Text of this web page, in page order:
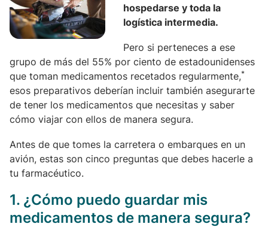
hospedarse y toda la
logística intermedia.
Pero si perteneces a ese
grupo de más del 55% por ciento de estadounidenses
que toman medicamentos recetados regularmente,*
esos preparativos deberían incluir también asegurarte
de tener los medicamentos que necesitas y saber
cómo viajar con ellos de manera segura.
Antes de que tomes la carretera o embarques en un
avión, estas son cinco preguntas que debes hacerle a
tu farmacéutico.
1. ¿Cómo puedo guardar mis
medicamentos de manera segura?